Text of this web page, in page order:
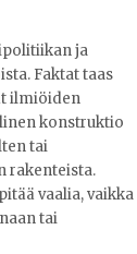
ja
Faktat taas
ilmiöiden
konstruktio
tai
rakenteista.
vaalia, vaikka
tai